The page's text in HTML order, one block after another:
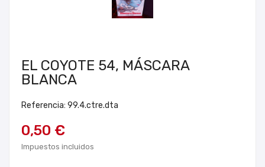
EL COYOTE 54, MÁSCARA
BLANCA
Referencia: 99.4.ctre.dta
0,50 €
Impuestos incluidos